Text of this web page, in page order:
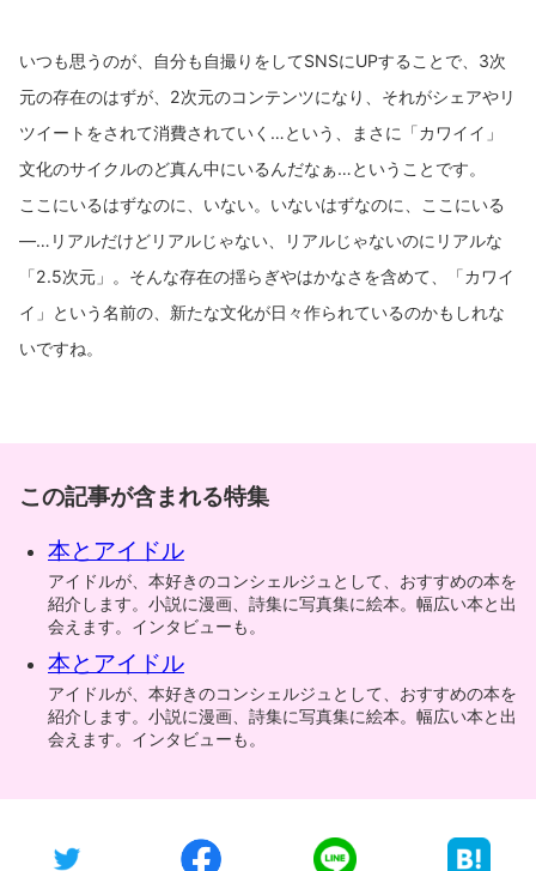
いつも思うのが、自分も自撮りをしてSNSにUPすることで、3次
元の存在のはずが、2次元のコンテンツになり、それがシェアやリ
ツイートをされて消費されていく…という、まさに「カワイイ」
文化のサイクルのど真ん中にいるんだなぁ…ということです。
ここにいるはずなのに、いない。いないはずなのに、ここにいる
―…リアルだけどリアルじゃない、リアルじゃないのにリアルな
「2.5次元」。そんな存在の揺らぎやはかなさを含めて、「カワイ
イ」という名前の、新たな文化が日々作られているのかもしれな
いですね。
この記事が含まれる特集
本とアイドル
アイドルが、本好きのコンシェルジュとして、おすすめの本を
紹介します。小説に漫画、詩集に写真集に絵本。幅広い本と出
会えます。インタビューも。
本とアイドル
アイドルが、本好きのコンシェルジュとして、おすすめの本を
紹介します。小説に漫画、詩集に写真集に絵本。幅広い本と出
会えます。インタビューも。